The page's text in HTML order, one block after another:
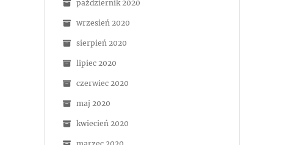
październik 2020
wrzesień 2020
sierpień 2020
lipiec 2020
czerwiec 2020
maj 2020
kwiecień 2020